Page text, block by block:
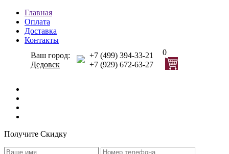
Главная
Оплата
Доставка
Контакты
Ваш город:
Дедовск
+7 (499) 394-33-21
+7 (929) 672-63-27
0
Получите Скидку